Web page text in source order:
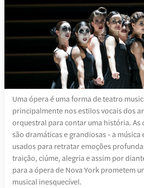
Uma ópera é uma forma de teatro
principalmente nos estilos vocais dos
orquestral para contar uma história. As
são dramáticas e grandiosas - a música
usados para retratar emoções
traição, ciúme, alegria e assim por
para a ópera de Nova York prometem
musical inesquecível.